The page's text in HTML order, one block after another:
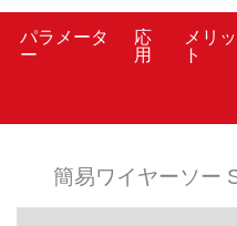
パラメータ
ー
応
用
メリッ
ト
簡易ワイヤーソー